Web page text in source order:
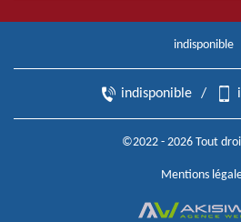
indisponible
indisponible /
©2022 - 2026 Tout
Mentions